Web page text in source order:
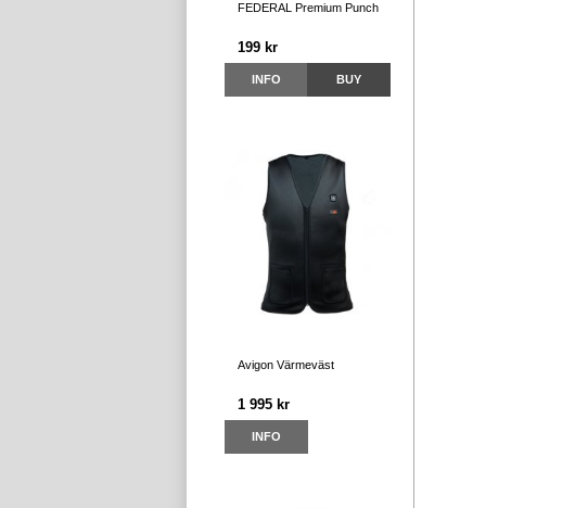
FEDERAL Premium Punch
199 kr
INFO BUY
Avigon Värmeväst
1 995 kr
INFO